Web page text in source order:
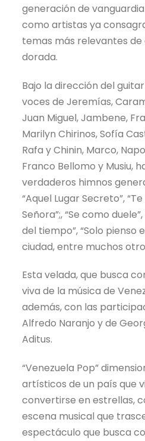
generación de
como artistas ya
temas más relevantes
dorada.
Bajo la dirección del
voces de Jeremías,
Juan Miguel, Jambene,
Marilyn Chirinos, Sofía
Rafa y Chinin, Marco,
Franco Bellomo y Musiu,
verdaderos himnos
“Aquel Lugar Secreto”,
Señora”;, “Se como
del tiempo”, “Solo pienso
ciudad, entre muchos
Esta velada, que busca
viva de la música de
además, con las
Alfredo Naranjo y de
Aditus.
“Venezuela Pop”
artísticos de un país que
convertirse en estrellas,
escena musical que
espectáculo que busca